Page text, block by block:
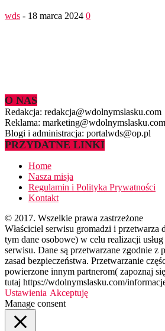
wds - 18 marca 2024 0
O NAS
Redakcja: redakcja@wdolnymslasku.com
Reklama: marketing@wdolnymslasku.com
Blogi i administracja: portalwds@op.pl
PRZYDATNE LINKI
Home
Nasza misja
Regulamin i Polityka Prywatności
Kontakt
© 2017. Wszelkie prawa zastrzeżone
Właściciel serwisu gromadzi i
tym dane osobowe) w celu realizacji
serwisu. Dane są przetwarzane zgodnie z
zasad bezpieczeństwa. Przetwarzanie
powierzone innym partnerom( zapoznaj
tutaj https://wdolnymslasku.com/
Ustawienia Akceptuję
Manage consent